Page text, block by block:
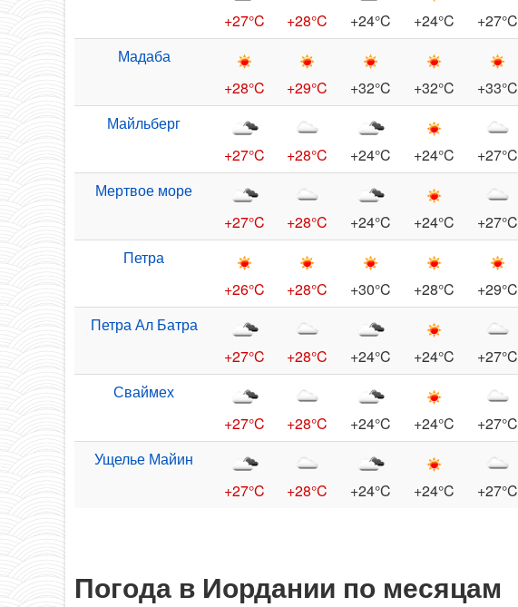
+27°C
+28°C +24°C +24°C +27°C
Мадаба
+28°C
+29°C +32°C +32°C +33°C
Майльберг
+27°C
+28°C +24°C +24°C +27°C
Мертвое море
+27°C
+28°C +24°C +24°C +27°C
Петра
+26°C
+28°C +30°C +28°C +29°C
Петра Ал Батра
+27°C
+28°C +24°C +24°C +27°C
Сваймех
+27°C
+28°C +24°C +24°C +27°C
Ущелье Майин
+27°C
+28°C +24°C +24°C +27°C
Погода в Иордании по месяцам